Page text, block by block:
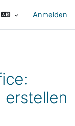
Anmelden
erstellen